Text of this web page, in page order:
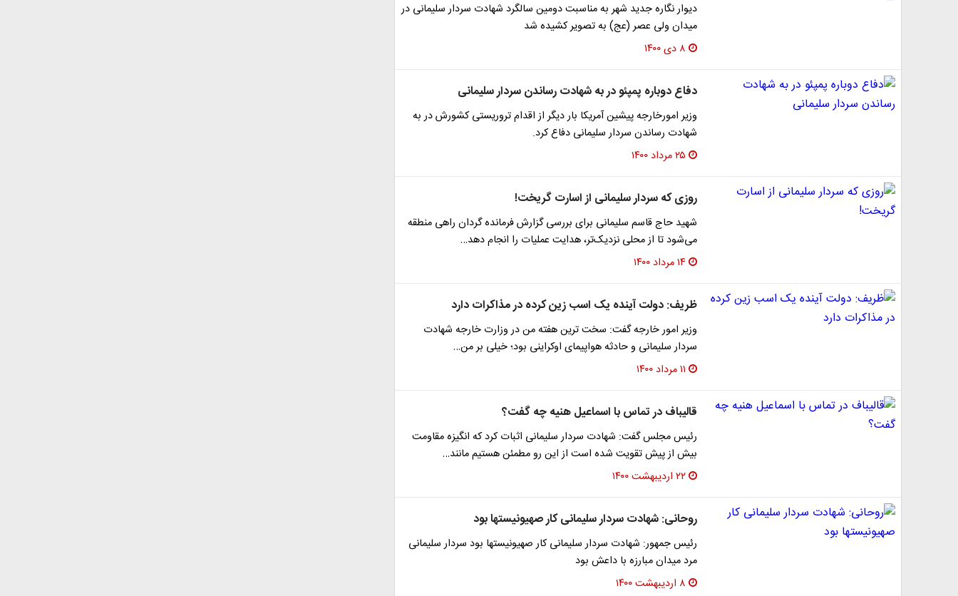
دیوار نگاره جدید شهر به مناسبت دومین سالگرد شهادت سردار سلیمانی در
میدان ولی عصر (عج) به تصویر کشیده شد
۸ دی ۱۴۰۰
دفاع دوباره پمپئو در به شهادت رساندن سردار سلیمانی
وزیر امورخارجه پیشین آمریکا بار دیگر از اقدام تروریستی کشورش در به
شهادت رساندن سردار سلیمانی دفاع کرد.
۲۵ مرداد ۱۴۰۰
روزی که سردار سلیمانی از اسارت گریخت!
شهید حاج قاسم سلیمانی برای بررسی گزارش فرمانده گردان راهی منطقه
می‌شود تا از محلی نزدیک‌تر، هدایت عملیات را انجام دهد…
۱۴ مرداد ۱۴۰۰
ظریف: دولت آینده یک اسب زین کرده در مذاکرات دارد
وزیر امور خارجه گفت: سخت ترین هفته من در وزارت خارجه شهادت
سردار سلیمانی و حادثه هواپیمای اوکراینی بود؛ خیلی بر من…
۱۱ مرداد ۱۴۰۰
قالیباف در تماس با اسماعیل هنیه چه گفت؟
رئیس مجلس گفت: شهادت سردار سلیمانی اثبات کرد که انگیزه مقاومت
بیش از پیش تقویت شده است از این رو مطمئن هستیم مانند…
۲۲ اردیبهشت ۱۴۰۰
روحانی: شهادت سردار سلیمانی کار صهیونیستها بود
رئیس جمهور: شهادت سردار سلیمانی کار صهیونیستها بود سردار سلیمانی
مرد میدان مبارزه با داعش بود
۸ اردیبهشت ۱۴۰۰